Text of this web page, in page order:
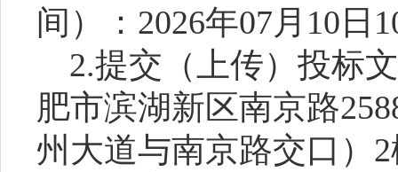
间）：2026年07月10日
2.提交（上传）投标
肥市滨湖新区南京路
州大道与南京路交口）